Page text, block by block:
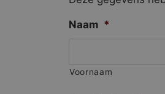
Naam *
Voornaam